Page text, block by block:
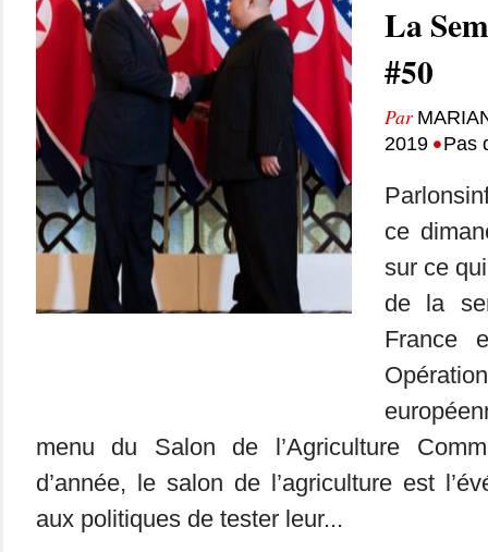
La
#50
Par
2019 •Pas
ce
sur ce
de la
France
menu du Salon de l’Agriculture
d’année, le salon de l’agriculture est
aux politiques de tester leur...